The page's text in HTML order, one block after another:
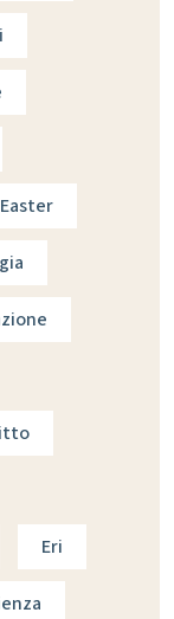
Easter
Eri